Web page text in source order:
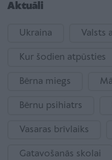
Aktuāli
Ukraina Valsts
Kur šodien atpūsties
Bērna miegs
Bērnu psihiatrs
Vasaras brīvlaiks
Gatavošanās skolai